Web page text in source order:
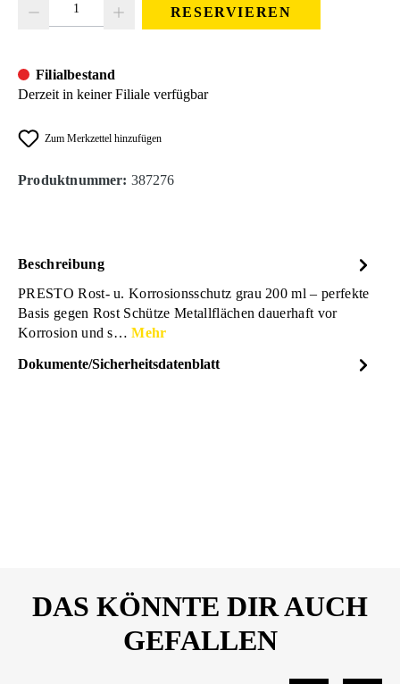
RESERVIEREN
Filialbestand
Derzeit in keiner Filiale verfügbar
Zum Merkzettel hinzufügen
Produktnummer: 387276
Beschreibung
PRESTO Rost- u. Korrosionsschutz grau 200 ml – perfekte
Basis gegen Rost Schütze Metallflächen dauerhaft vor
Korrosion und s…Mehr
Dokumente/Sicherheitsdatenblatt
DAS KÖNNTE DIR AUCH
GEFALLEN